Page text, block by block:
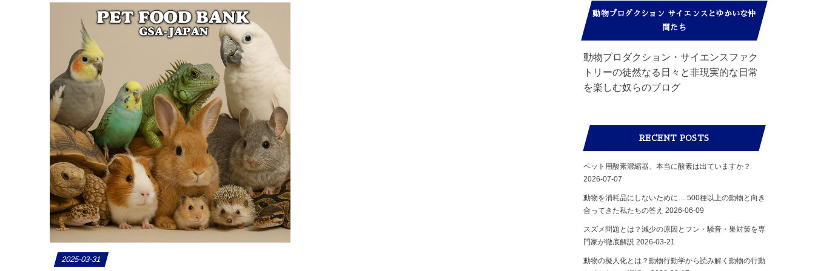
2025-03-31
動物プロダクション サイエンスとゆかいな仲
間たち
動物プロダクション・サイエンスファク
トリーの徒然なる日々と非現実的な日常
を楽しむ奴らのブログ
RECENT POSTS
ペット用酸素濃縮器、本当に酸素は出ていますか？
2026-07-07
動物を消耗品にしないために… 500種以上の動物と向き
合ってきた私たちの答え 2026-06-09
スズメ問題とは？減少の原因とフン・騒音・巣対策を専
門家が徹底解説 2026-03-21
動物の擬人化とは？動物行動学から読み解く動物の行動